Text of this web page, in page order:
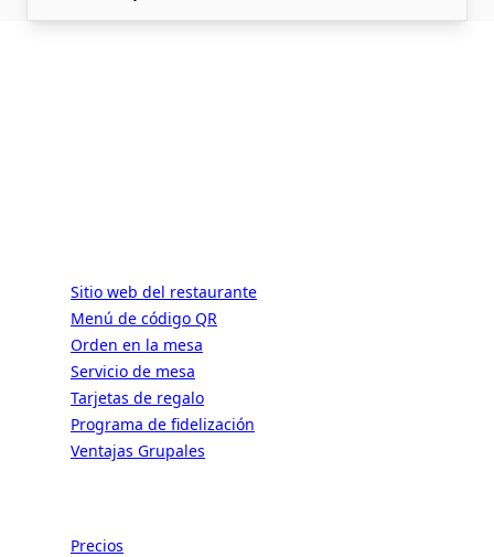
Sitio web del restaurante
Menú de código QR
Orden en la mesa
Servicio de mesa
Tarjetas de regalo
Programa de fidelización
Ventajas Grupales
Precios